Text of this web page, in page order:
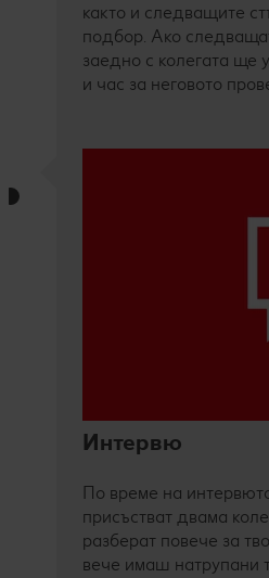
както и следващите
подбор. Ако
заедно с колегата ще
и час за неговото
Интервю
По време на
присъстват двама
разберат повече за
вече имаш натрупани